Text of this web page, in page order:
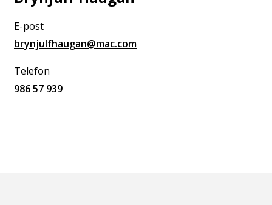
E-post
brynjulfhaugan@mac.com
Telefon
986 57 939